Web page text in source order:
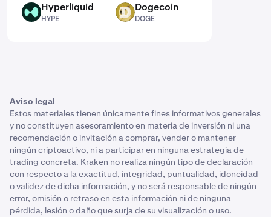
HYPE Hyperliquid
HYPE
DOGE Dogecoin
DOGE
Aviso legal
Estos materiales tienen únicamente fines informativos generales
y no constituyen asesoramiento en materia de inversión ni una
recomendación o invitación a comprar, vender o mantener
ningún criptoactivo, ni a participar en ninguna estrategia de
trading concreta. Kraken no realiza ningún tipo de declaración
con respecto a la exactitud, integridad, puntualidad, idoneidad
o validez de dicha información, y no será responsable de ningún
error, omisión o retraso en esta información ni de ninguna
pérdida, lesión o daño que surja de su visualización o uso.